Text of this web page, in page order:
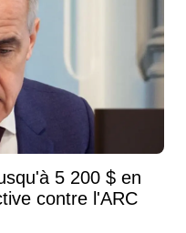
5 200 $ en
contre l'ARC